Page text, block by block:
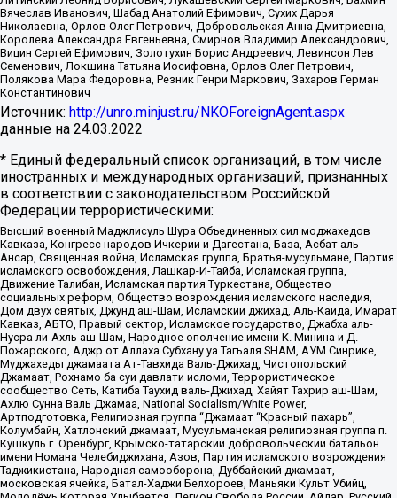
Вячеслав Иванович, Шабад Анатолий Ефимович, Сухих Дарья
Николаевна, Орлов Олег Петрович, Добровольская Анна Дмитриевна,
Королева Александра Евгеньевна, Смирнов Владимир Александрович,
Вицин Сергей Ефимович, Золотухин Борис Андреевич, Левинсон Лев
Семенович, Локшина Татьяна Иосифовна, Орлов Олег Петрович,
Полякова Мара Федоровна, Резник Генри Маркович, Захаров Герман
Константинович
Источник: http://unro.minjust.ru/NKOForeignAgent.aspx
данные на 24.03.2022
* Единый федеральный список организаций, в том числе
иностранных и международных организаций, признанных
в соответствии с законодательством Российской
Федерации террористическими:
Высший военный Маджлисуль Шура Объединенных сил моджахедов
Кавказа, Конгресс народов Ичкерии и Дагестана, База, Асбат аль-
Ансар, Священная война, Исламская группа, Братья-мусульмане, Партия
исламского освобождения, Лашкар-И-Тайба, Исламская группа,
Движение Талибан, Исламская партия Туркестана, Общество
социальных реформ, Общество возрождения исламского наследия,
Дом двух святых, Джунд аш-Шам, Исламский джихад, Аль-Каида, Имарат
Кавказ, АБТО, Правый сектор, Исламское государство, Джабха аль-
Нусра ли-Ахль аш-Шам, Народное ополчение имени К. Минина и Д.
Пожарского, Аджр от Аллаха Субхану уа Тагьаля SHAM, АУМ Синрике,
Муджахеды джамаата Ат-Тавхида Валь-Джихад, Чистопольский
Джамаат, Рохнамо ба суи давлати исломи, Террористическое
сообщество Сеть, Катиба Таухид валь-Джихад, Хайят Тахрир аш-Шам,
Ахлю Сунна Валь Джамаа, National Socialism/White Power,
Артподготовка, Религиозная группа “Джамаат “Красный пахарь”,
Колумбайн, Хатлонский джамаат, Мусульманская религиозная группа п.
Кушкуль г. Оренбург, Крымско-татарский добровольческий батальон
имени Номана Челебиджихана, Азов, Партия исламского возрождения
Таджикистана, Народная самооборона, Дуббайский джамаат,
московская ячейка, Батал-Хаджи Белхороев, Маньяки Культ Убийц,